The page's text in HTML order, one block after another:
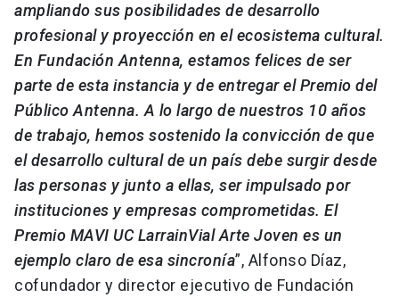
ampliando sus posibilidades de desarrollo
profesional y proyección en el ecosistema cultural.
En Fundación Antenna, estamos felices de ser
parte de esta instancia y de entregar el Premio del
Público Antenna. A lo largo de nuestros 10 años
de trabajo, hemos sostenido la convicción de que
el desarrollo cultural de un país debe surgir desde
las personas y junto a ellas, ser impulsado por
instituciones y empresas comprometidas. El
Premio MAVI UC LarrainVial Arte Joven es un
ejemplo claro de esa sincronía”, Alfonso Díaz,
cofundador y director ejecutivo de Fundación